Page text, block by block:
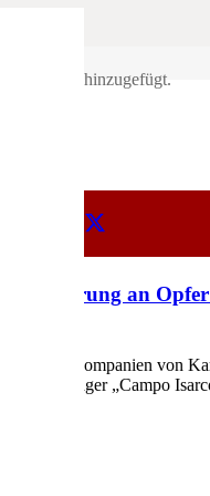
Warenkorb hinzugefügt.
Erinnerung an
Schützenkompanien von
„Campo